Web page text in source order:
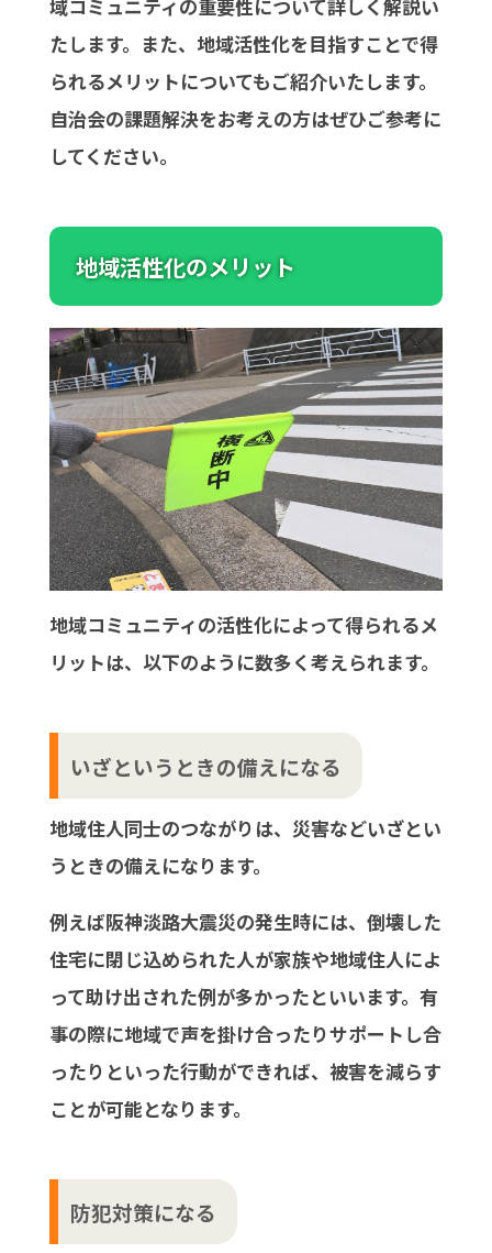
域コミュニティの重要性について詳しく解説い
たします。また、地域活性化を目指すことで得
られるメリットについてもご紹介いたします。
自治会の課題解決をお考えの方はぜひご参考に
してください。
地域活性化のメリット
地域コミュニティの活性化によって得られるメ
リットは、以下のように数多く考えられます。
いざというときの備えになる
地域住人同士のつながりは、災害などいざとい
うときの備えになります。
例えば阪神淡路大震災の発生時には、倒壊した
住宅に閉じ込められた人が家族や地域住人によ
って助け出された例が多かったといいます。有
事の際に地域で声を掛け合ったりサポートし合
ったりといった行動ができれば、被害を減らす
ことが可能となります。
防犯対策になる